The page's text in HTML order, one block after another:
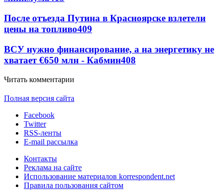
После отъезда Путина в Красноярске взлетели
цены на топливо409
ВСУ нужно финансирование, а на энергетику не
хватает €650 млн - Кабмин408
Читать комментарии
Полная версия сайта
Facebook
Twitter
RSS-ленты
E-mail рассылка
Контакты
Реклама на сайте
Использование материалов korrespondent.net
Правила пользования сайтом